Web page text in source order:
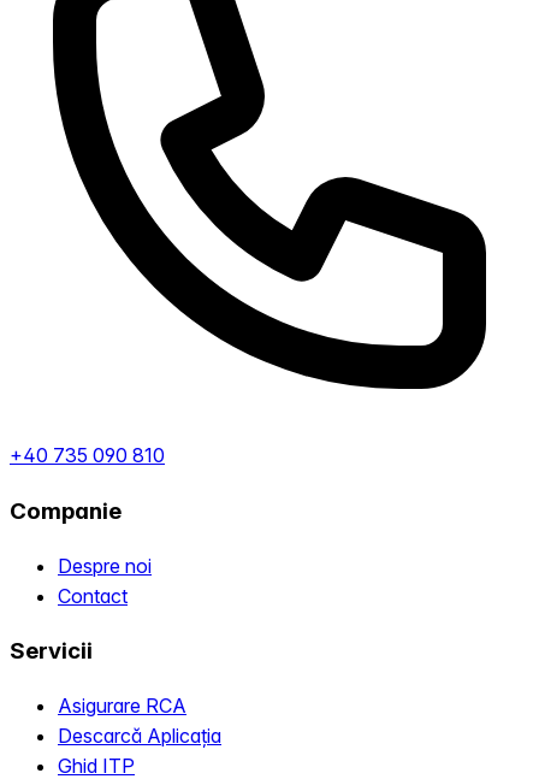
+40 735 090 810
Companie
Despre noi
Contact
Servicii
Asigurare RCA
Descarcă Aplicația
Ghid ITP